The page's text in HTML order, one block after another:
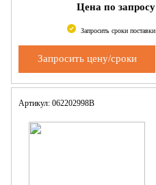
Цена по запросу
Запросить сроки поставки
Запросить цену/сроки
Артикул: 062202998B